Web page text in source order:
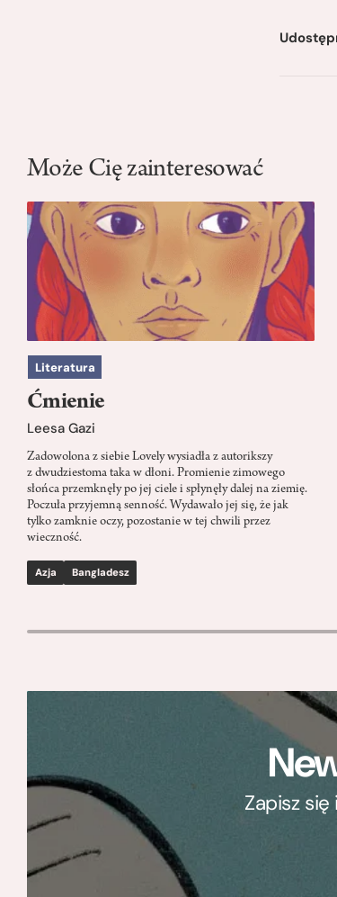
Może Cię zainteresować
Literatura
Ćmienie
Leesa Gazi
Zadowolona z siebie Lovely wysiadła z autorikszy
z dwudziestoma taka w dłoni. Promienie zimowego
słońca przemknęły po jej ciele i spłynęły dalej na ziemię.
Poczuła przyjemną senność. Wydawało jej się, że jak
tylko zamknie oczy, pozostanie w tej chwili przez
wieczność.
Azja Bangladesz
Zapisz